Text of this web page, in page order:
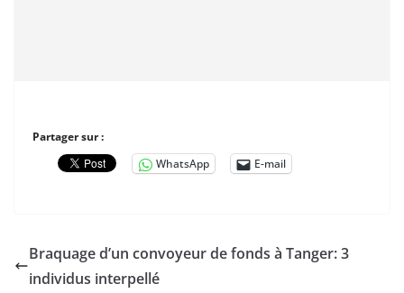
Partager sur :
WhatsApp
E-mail
Braquage d’un convoyeur de fonds à Tanger: 3
individus interpellé